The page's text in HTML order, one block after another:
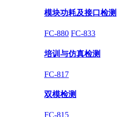
模块功耗及接口检测
FC-880 FC-833
培训与仿真检测
FC-817
双模检测
FC-815